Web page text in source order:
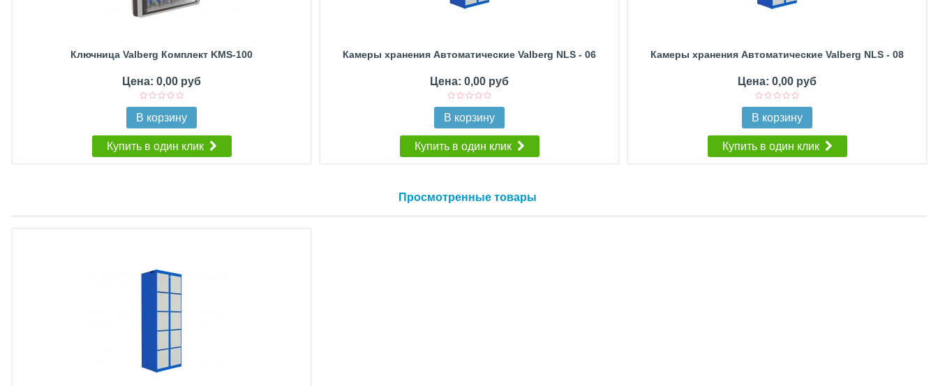
Ключница Valberg Комплект KMS-100
Цена: 0,00 руб
В корзину
Купить в один клик
Камеры хранения Автоматические Valberg NLS - 06
Цена: 0,00 руб
В корзину
Купить в один клик
Камеры хранения Автоматические Valberg NLS - 08
Цена: 0,00 руб
В корзину
Купить в один клик
Просмотренные товары